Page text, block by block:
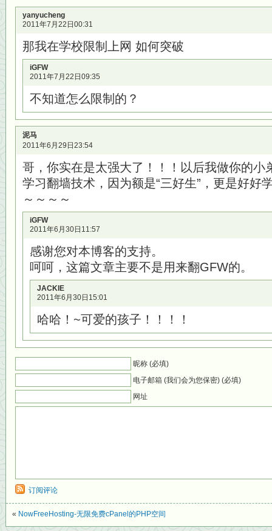
yanyucheng
2011年7月22日00:31
那我在学校限制上网 如何突破
iGFW
2011年7月22日09:35
不知道怎么限制的？
泥马
2011年6月29日23:54
哥，你实在是太强大了！！！以后我做你的小
学习翻墙技术，因为额是“三好生”，更是好好
～～～～
iGFW
2011年6月30日11:57
感谢您对本博客的支持。
呵呵，这篇文章主要不是用来翻GFW的。
JACKIE
2011年6月30日15:01
哈哈！~可爱的孩子！！！！
昵称 (必填)
电子邮箱 (我们会为您保密) (必填)
网址
订阅评论
« NowFreeHosting-无限免费cPanel的PHP空间